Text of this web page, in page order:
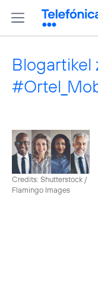
Blogartikel
Credits: Shutterstock /
Flamingo Images